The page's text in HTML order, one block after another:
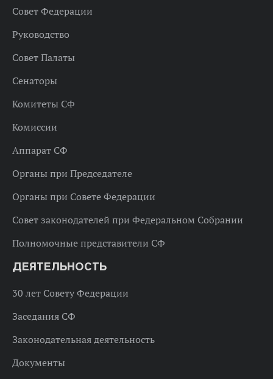
Совет Федерации
Руководство
Совет Палаты
Сенаторы
Комитеты СФ
Комиссии
Аппарат СФ
Органы при Председателе
Органы при Совете Федерации
Совет законодателей при Федеральном Собрании
Полномочные представители СФ
ДЕЯТЕЛЬНОСТЬ
30 лет Совету Федерации
Заседания СФ
Законодательная деятельность
Документы